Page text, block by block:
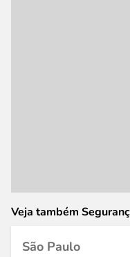
Veja também
São Paulo